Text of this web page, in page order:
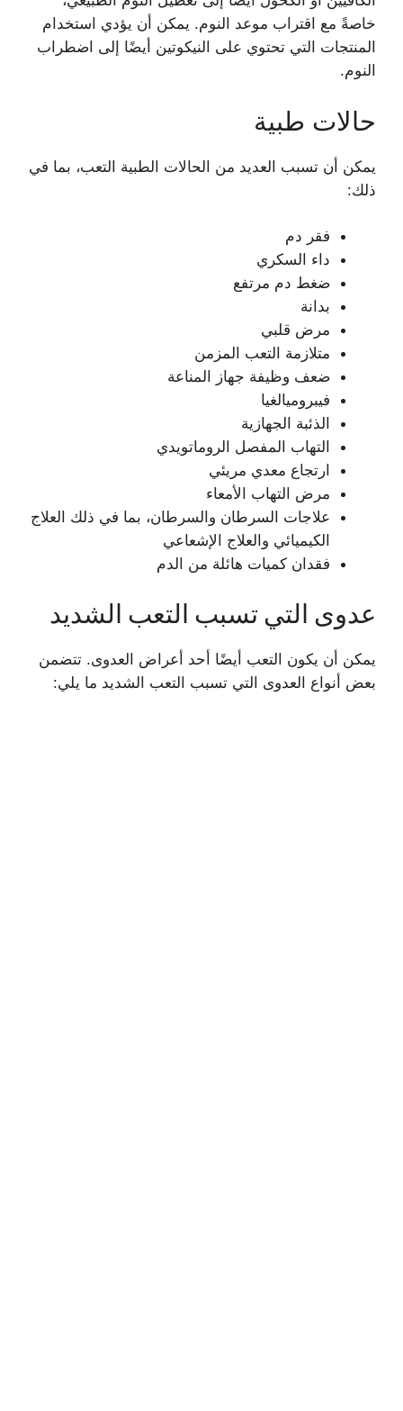
خاصةً مع اقتراب موعد النوم. يمكن أن يؤدي استخدام
المنتجات التي تحتوي على النيكوتين أيضًا إلى اضطراب
النوم.
حالات طبية
يمكن أن تسبب العديد من الحالات الطبية التعب، بما في
ذلك:
فقر دم
داء السكري
ضغط دم مرتفع
بدانة
مرض قلبي
متلازمة التعب المزمن
ضعف وظيفة جهاز المناعة
فيبروميالغيا
الذئبة الجهازية
التهاب المفصل الروماتويدي
ارتجاع معدي مريئي
مرض التهاب الأمعاء
علاجات السرطان والسرطان، بما في ذلك العلاج
الكيميائي والعلاج الإشعاعي
فقدان كميات هائلة من الدم
عدوى التي تسبب التعب الشديد
يمكن أن يكون التعب أيضًا أحد أعراض العدوى. تتضمن
بعض أنواع العدوى التي تسبب التعب الشديد ما يلي: